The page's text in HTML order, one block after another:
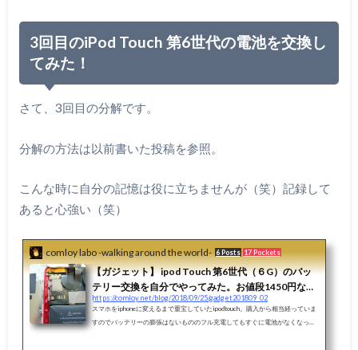
3回目のiPod Touch 第6世代の電池を交換し
てみた！
さて、3回目の分解です。
分解の方法は以前書いた投稿を参照。
こんな時に自分の記憶は役に立ちませんが（笑）記録して
あると心強い（笑）
comloy labo -walking around the world- 6 Posts 17 Pockets
【ガジェット】 ipod Touch 第6世代（６G）のバッ
テリー交換を自分でやってみた。お値段1450円な
り。
https://comloy.net/blog/2018/09/25/gadget201809_02
スマホをiphoneに変えるまで重宝していたipodtouch。購入から相当経っていま
すのでバッテリーの膨張はないもののフル充電してもすぐに電池がなくなって